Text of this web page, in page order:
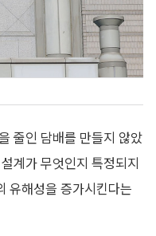
줄인 담배를 만들지 않았
계가 무엇인지 특정되지
유해성을 증가시킨다는